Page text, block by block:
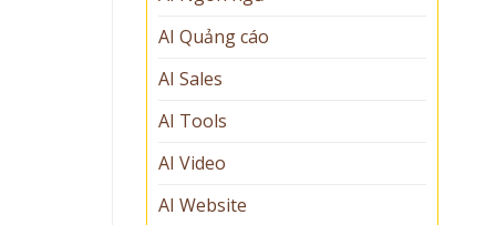
AI Quảng cáo
AI Sales
AI Tools
AI Video
AI Website